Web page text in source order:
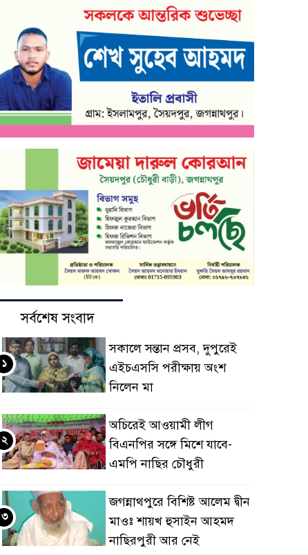
সর্বশেষ সংবাদ
সকালে সন্তান প্রসব, দুপুরেই
এইচএসসি পরীক্ষায় অংশ
নিলেন মা
১
অচিরেই আওয়ামী লীগ
বিএনপির সঙ্গে মিশে যাবে-
এমপি নাছির চৌধুরী
২
জগন্নাথপুরে বিশিষ্ট আলেম দ্বীন
মাওঃ শায়খ হুসাইন আহমদ
নাছিরপুরী আর নেই
৩